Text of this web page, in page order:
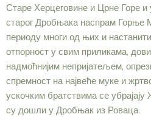
Старе Херцеговине и Црне Горе и
старог Дробњака наспрам Горње
периоду многи од њих и
отпорност у свим приликама,
надмоћнијим непријатељем,
спремност на највеће муке и
ускочким братствима се
су дошли у Дробњак из Роваца.